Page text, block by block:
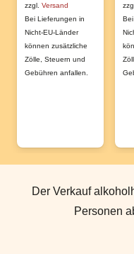
zzgl.Versand
Bei Lieferungen in
Nicht-EU-Länder
können zusätzliche
Zölle, Steuern und
Gebühren anfallen.
Der Verkauf
Personen